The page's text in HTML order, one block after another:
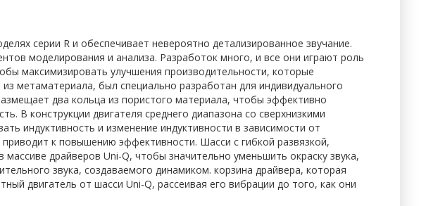
серии R и обеспечивает невероятно детализированное звучание.
моделирования и анализа. Разработок много, и все они играют роль
максимизировать улучшения производительности, которые
метаматериала, был специально разработан для индивидуального
два кольца из пористого материала, чтобы эффективно
В конструкции двигателя среднего диапазона со сверхнизкими
индуктивность и изменение индуктивности в зависимости от
к повышению эффективности. Шасси с гибкой развязкой,
драйверов Uni-Q, чтобы значительно уменьшить окраску звука,
звука, создаваемого динамиком. корзина драйвера, которая
двигатель от шасси Uni-Q, рассеивая его вибрации до того, как они